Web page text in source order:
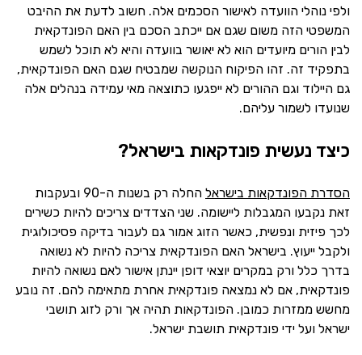
ולפי נוהלי הוועדה לאישור הסכמים אלה. חשוב לדעת את ההיבט
המשפטי הזה משום שגם אם ייכתב הסכם בין האם הפונדקאית
לבין הורים מיועדים הוא לא יאושר בוועדה והיא לא תוכל לשמש
בתפקיד זה. זהו הפיקוח הנוקשה שמבטיח שגם האם הפונדקאית,
גם היילוד וגם ההורים לא ייפגעו כתוצאה מאי עמידה בנהלים אלה
שנועדו לשמור עליהם.
כיצד נעשית פונדקאות בישראל?
הסדרת הפונדקאות בישראל
החלה רק בשנות ה-90 ובעקבות
זאת נקבעו המגבלות ליישומה. שני הצדדים צריכים להיות כשירים
לכך פיזית ונפשית, כאשר הזוג אמור גם לעבור בדיקה פסיכולוגית
ולקבל ייעוץ. בישראל האם הפונדקאית צריכה להיות לא נשואה
בדרך כלל ורק במקרים יוצאי דופן יינתן אישור לאם נשואה להיות
פונדקאית, אם לא נמצאה פונדקאית אחרת מתאימה להם. זה נובע
מחשש ממזרות כמובן. הפונדקאות תהיה אך ורק לזוג תושבי
ישראל ועל ידי פונדקאית תושבת ישראל.